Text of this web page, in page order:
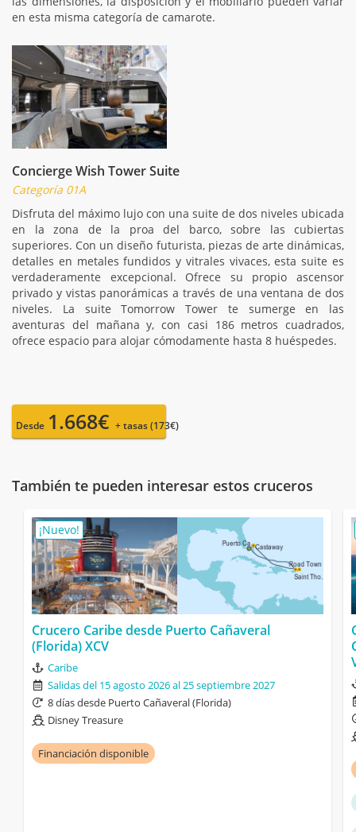
en esta misma categoría de camarote.
Concierge Wish Tower Suite
Categoría 01A
Disfruta del máximo lujo con una suite de dos niveles ubicada
en la zona de la proa del barco, sobre las cubiertas
superiores. Con un diseño futurista, piezas de arte dinámicas,
detalles en metales fundidos y vitrales vivaces, esta suite es
verdaderamente excepcional. Ofrece su propio ascensor
privado y vistas panorámicas a través de una ventana de dos
niveles. La suite Tomorrow Tower te sumerge en las
aventuras del mañana y, con casi 186 metros cuadrados,
ofrece espacio para alojar cómodamente hasta 8 huéspedes.
Desde 1.668€ + tasas (173€)
También te pueden interesar estos cruceros
¡Nuevo!
Crucero Caribe desde Puerto Cañaveral
(Florida) XCV
Caribe
Salidas del 15 agosto 2026 al 25 septiembre 2027
8 días desde Puerto Cañaveral (Florida)
Disney Treasure
Financiación disponible